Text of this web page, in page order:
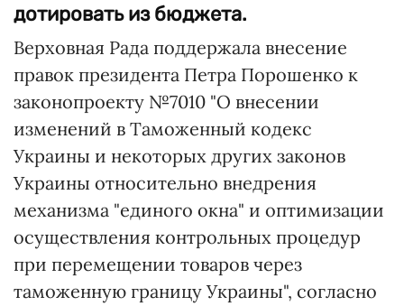
дотировать из бюджета.
Верховная Рада поддержала внесение
правок президента Петра Порошенко к
законопроекту №7010 "О внесении
изменений в Таможенный кодекс
Украины и некоторых других законов
Украины относительно внедрения
механизма "единого окна" и оптимизации
осуществления контрольных процедур
при перемещении товаров через
таможенную границу Украины", согласно